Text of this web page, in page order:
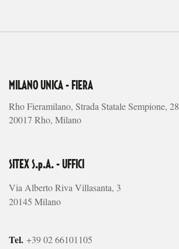
MILANO UNICA - FIERA
Rho Fieramilano, Strada Statale Sempione, 28
20017 Rho, Milano
SITEX S.p.A. - UFFICI
Via Alberto Riva Villasanta, 3
20145 Milano
Tel. +39 02 66101105